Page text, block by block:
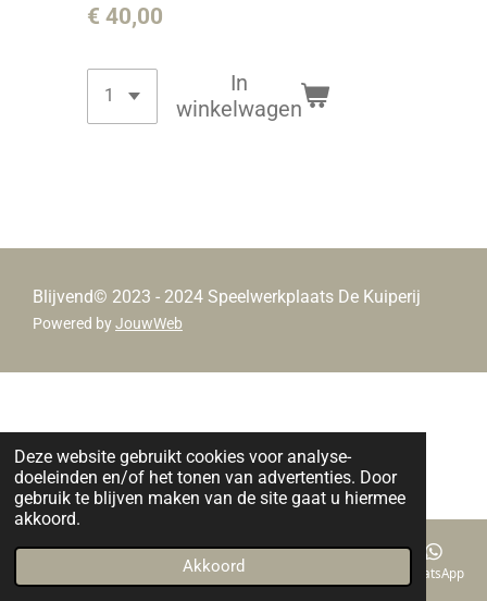
Deze website gebruikt cookies voor analyse-
doeleinden en/of het tonen van advertenties. Door
gebruik te blijven maken van de site gaat u hiermee
akkoord.
Akkoord
€ 40,00
In
winkelwagen
Blijvend© 2023 - 2024 Speelwerkplaats De Kuiperij
Powered byJouwWeb
Telefoonnummer WhatsApp